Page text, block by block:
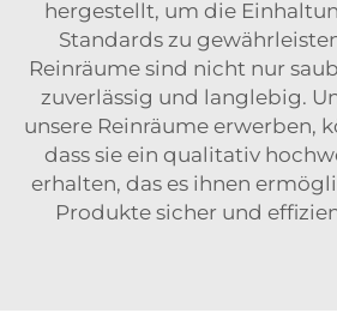
hergestellt, um die
Standards zu
Reinräume sind nicht nur
zuverlässig und langlebig.
unsere Reinräume erwerben,
dass sie ein qualitativ
erhalten, das es ihnen
Produkte sicher und